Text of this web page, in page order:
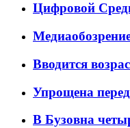
Цифровой
Вводится
Упрощена
В Бузовна